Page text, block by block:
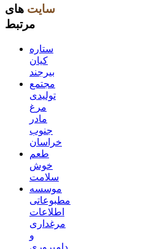
سایت های
مرتبط
ستاره
کیان
بیرجند
مجتمع
تولیدی
مرغ
مادر
جنوب
خراسان
طعم
خوش
سلامت
موسسه
مطبوعاتی
اطلاعات
مرغداری
و